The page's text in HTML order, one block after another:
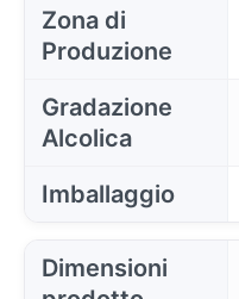
Zona di
Produzione
Gradazione
Alcolica
Imballaggio
Dimensioni